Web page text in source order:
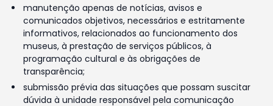
manutenção apenas de notícias, avisos e
comunicados objetivos, necessários e estritamente
informativos, relacionados ao funcionamento dos
museus, à prestação de serviços públicos, à
programação cultural e às obrigações de
transparência;
submissão prévia das situações que possam suscitar
dúvida à unidade responsável pela comunicação